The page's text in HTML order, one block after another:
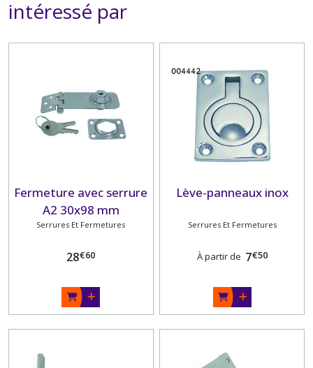
intéressé par
Fermeture avec serrure
A2 30x98 mm
Serrures Et Fermetures
28€60
Lève-panneaux inox
Serrures Et Fermetures
À partir de 7€50